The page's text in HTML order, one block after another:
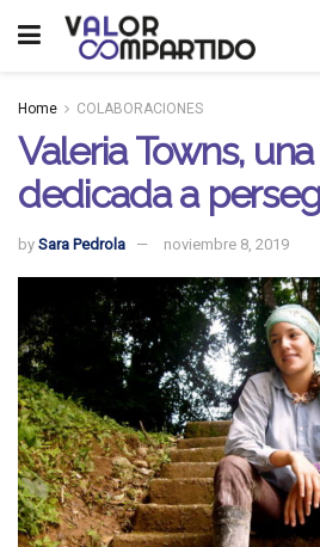
Home COLABORACIONES
Valeria Towns,
dedicada a
by Sara Pedrola noviembre 8, 2019